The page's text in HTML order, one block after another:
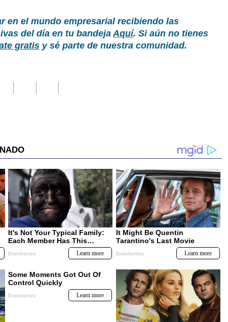
en el mundo empresarial recibiendo las
del día en tu bandejaAquí. Si aún no tienes
gratis y sé parte de nuestra comunidad.